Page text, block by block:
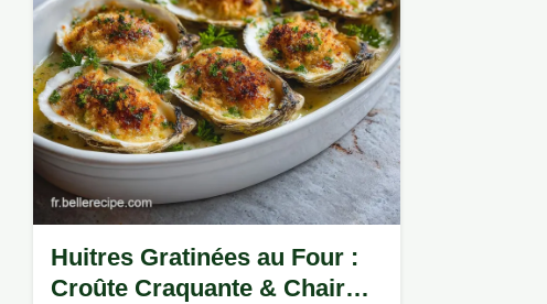
Huitres Gratinées au Four :
Croûte Craquante & Chair